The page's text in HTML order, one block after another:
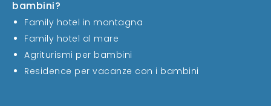
bambini?
Family hotel in montagna
Family hotel al mare
Agriturismi per bambini
Residence per vacanze con i bambini